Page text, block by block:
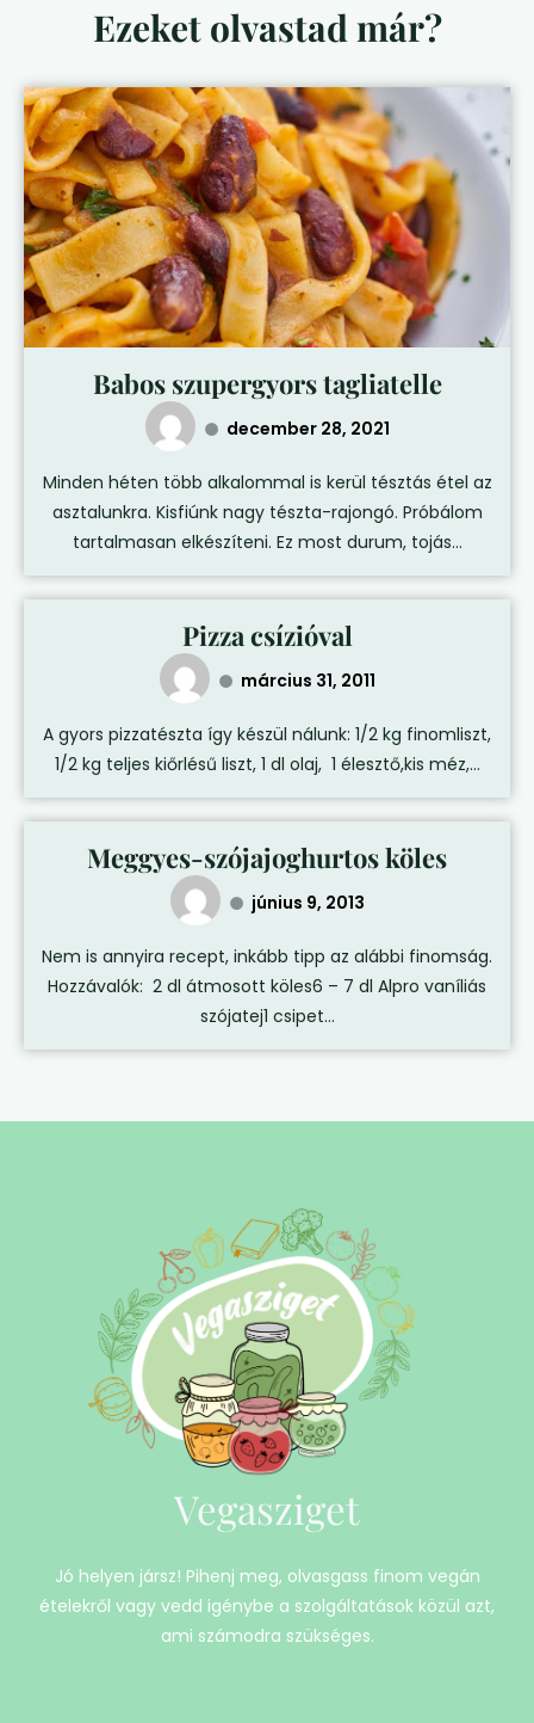
Ezeket olvastad már?
Babos szupergyors tagliatelle
december 28, 2021
Minden héten több alkalommal is kerül tésztás étel az
asztalunkra. Kisfiúnk nagy tészta-rajongó. Próbálom
tartalmasan elkészíteni. Ez most durum, tojás...
Pizza csízióval
március 31, 2011
A gyors pizzatészta így készül nálunk: 1/2 kg finomliszt,
1/2 kg teljes kiőrlésű liszt, 1 dl olaj, 1 élesztő,kis méz,...
Meggyes-szójajoghurtos köles
június 9, 2013
Nem is annyira recept, inkább tipp az alábbi finomság.
Hozzávalók: 2 dl átmosott köles6 – 7 dl Alpro vaníliás
szójatej1 csipet...
Vegasziget
Jó helyen jársz! Pihenj meg, olvasgass finom vegán
ételekről vagy vedd igénybe a szolgáltatások közül azt,
ami számodra szükséges.